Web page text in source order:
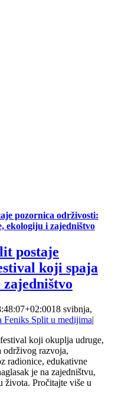
pozornica održivosti:
ekologiju i zajedništvo
postaje
koji spaja
18 svibnja,
Feniks Split u medijima|
koji okuplja udruge,
održivog razvoja,
radionice, edukativne
je na zajedništvu,
života. Pročitajte više u